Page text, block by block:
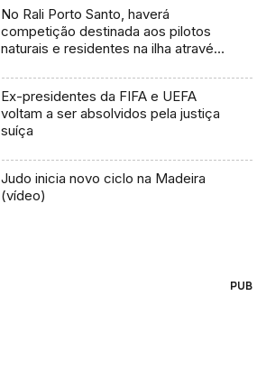
No Rali Porto Santo, haverá
competição destinada aos pilotos
naturais e residentes na ilha através
Ex-presidentes da FIFA e UEFA
voltam a ser absolvidos pela justiça
suíça
Judo inicia novo ciclo na Madeira
(vídeo)
PUB